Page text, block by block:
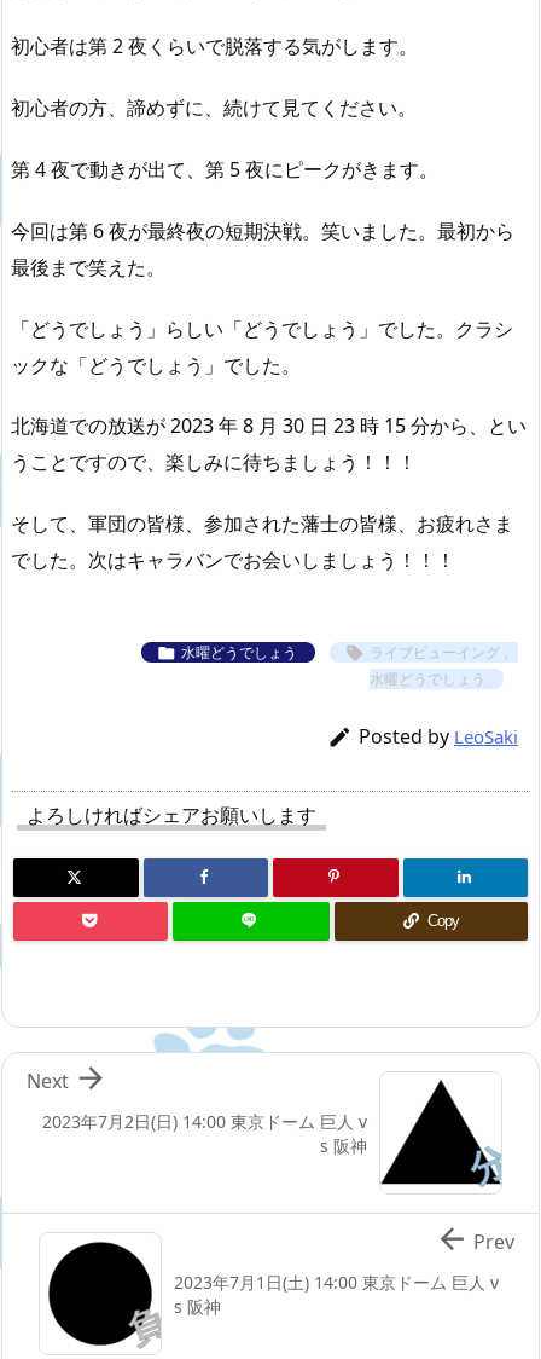
初心者は第 2 夜くらいで脱落する気がします。
初心者の方、諦めずに、続けて見てください。
第 4 夜で動きが出て、第 5 夜にピークがきます。
今回は第 6 夜が最終夜の短期決戦。笑いました。最初から
最後まで笑えた。
「どうでしょう」らしい「どうでしょう」でした。クラシ
ックな「どうでしょう」でした。
北海道での放送が 2023 年 8 月 30 日 23 時 15 分から、とい
うことですので、楽しみに待ちましょう！！！
そして、軍団の皆様、参加された藩士の皆様、お疲れさま
でした。次はキャラバンでお会いしましょう！！！
 水曜どうでしょう  ライブビューイング ,
水曜どうでしょう
 Posted by LeoSaki
よろしければシェアお願いします
Copy
2023年7月2日(日) 14:00 東京ドーム 巨人 v
s 阪神

Next
2023年7月1日(土) 14:00 東京ドーム 巨人 v
s 阪神
 Prev